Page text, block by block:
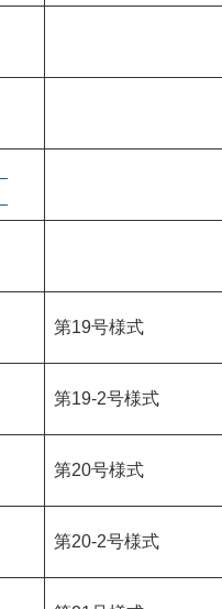
第19号様式
第19-2号様式
第20号様式
第20-2号様式